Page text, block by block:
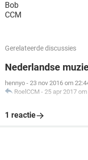
Bob
CCM
Gerelateerde discussies
Nederlandse
hennyo - 23 nov 2016 om
RoelCCM - 25 apr 2017
1 reactie